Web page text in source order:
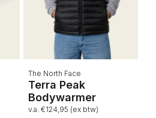
The North Face
Terra Peak
Bodywarmer
v.a. €124,95 (ex btw)